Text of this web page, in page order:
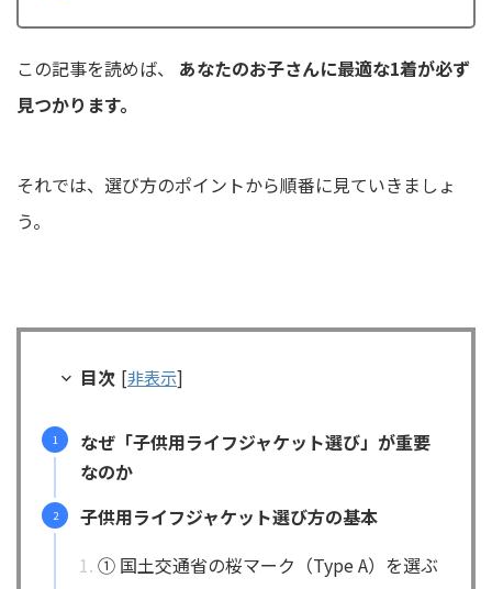
この記事を読めば、 あなたのお子さんに最適な1着が必ず
見つかります。
それでは、選び方のポイントから順番に見ていきましょ
う。
目次 [非表示]
なぜ「子供用ライフジャケット選び」が重要
なのか
子供用ライフジャケット選び方の基本
① 国土交通省の桜マーク（Type A）を選ぶ